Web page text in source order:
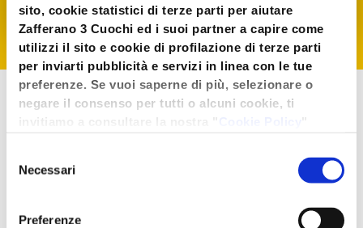
sito, cookie statistici di terze parti per aiutare
Zafferano 3 Cuochi ed i suoi partner a capire come
utilizzi il sito e cookie di profilazione di terze parti
per inviarti pubblicità e servizi in linea con le tue
preferenze. Se vuoi saperne di più, selezionare o
negare il consenso per tutti o alcuni cookie, ti
un'esperienza migliore ti consigliamo di premere
"Accetta tutti".
delNecessari
Preferenze
3 CUOCHI